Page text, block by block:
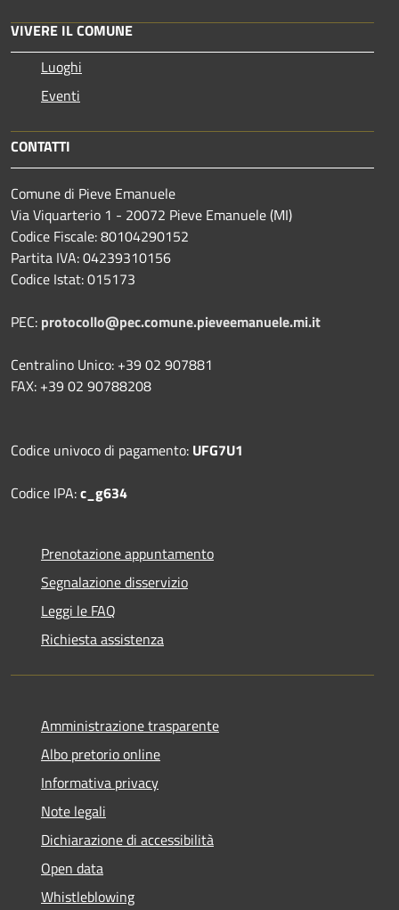
VIVERE IL COMUNE
Luoghi
Eventi
CONTATTI
Comune di Pieve Emanuele
Via Viquarterio 1 - 20072 Pieve Emanuele (MI)
Codice Fiscale: 80104290152
Partita IVA: 04239310156
Codice Istat: 015173
PEC: protocollo@pec.comune.pieveemanuele.mi.it
Centralino Unico: +39 02 907881
FAX: +39 02 90788208
Codice univoco di pagamento: UFG7U1
Codice IPA:c_g634
Prenotazione appuntamento
Segnalazione disservizio
Leggi le FAQ
Richiesta assistenza
Amministrazione trasparente
Albo pretorio online
Informativa privacy
Note legali
Dichiarazione di accessibilità
Open data
Whistleblowing